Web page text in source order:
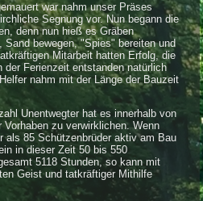
war nahm unser Präses
Segnung vor. Nun begann die
denn nun hieß es Gräben
Sand bewegen, "Spies" bereiten und
Mitarbeit hatten Erfolg, die
Ferienzeit entstanden natürlich
nahm mit der Länge der Bauzeit
Unentwegter hat es innerhalb von
zu verwirklichen. Wenn
als 85 Schützenbrüder aktiv am Bau
in dieser Zeit 50 bis 550
5118 Stunden, so kann mit
Geist und tatkräftiger Mithilfe